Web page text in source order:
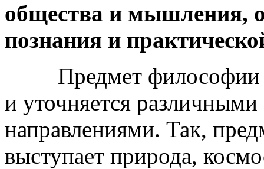
общества и мышления,
познания и
Предмет философии
и уточняется
направлениями. Так,
выступает природа,